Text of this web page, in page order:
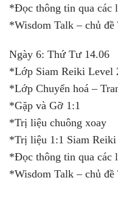
*Đọc thông tin qua các
*Wisdom Talk – chủ
Ngày 6: Thứ Tư 14.06
*Lớp Siam Reiki Level
*Lớp Chuyển hoá –
*Gặp và Gỡ 1:1
*Trị liệu chuông xoay
*Trị liệu 1:1 Siam Reiki
*Đọc thông tin qua các
*Wisdom Talk – chủ đề